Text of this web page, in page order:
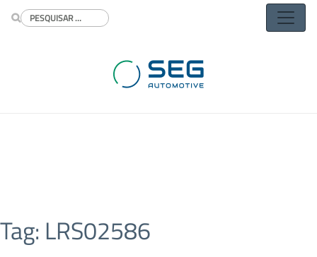
Tag: LRS02586